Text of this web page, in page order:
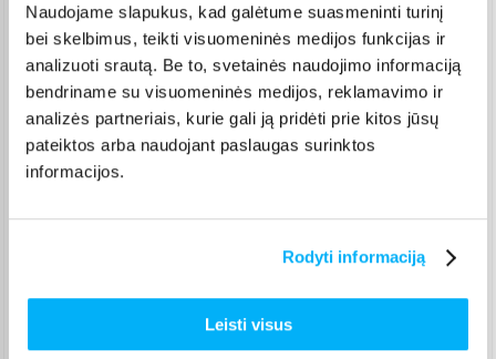
Naudojame slapukus, kad galėtume suasmeninti turinį
bei skelbimus, teikti visuomeninės medijos funkcijas ir
analizuoti srautą. Be to, svetainės naudojimo informaciją
bendriname su visuomeninės medijos, reklamavimo ir
analizės partneriais, kurie gali ją pridėti prie kitos jūsų
pateiktos arba naudojant paslaugas surinktos
informacijos.
Rodyti informaciją
Leisti visus
Omniva paštomatas (2,39 €)
Rugpjūtis 14d. - Rugpjūtis 20d.
Smartposti paštomatas 2,19 €
Pristato ir šeštadienį
Rugpjūtis 14d. - Rugpjūtis 20d.
DPD kurjeris
Atsiėmimas Veiverių g. 171, Kaunas